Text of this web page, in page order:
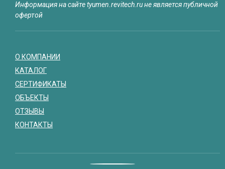
Информация на сайте tyumen.revitech.ru не является публичной
офертой
О КОМПАНИИ
КАТАЛОГ
СЕРТИФИКАТЫ
ОБЪЕКТЫ
ОТЗЫВЫ
КОНТАКТЫ